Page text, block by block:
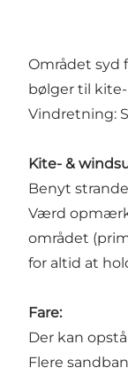
Området syd
bølger til
Vindretning:
Kite- &
Benyt
Værd
området
for altid at
Fare:
Der kan
Flere